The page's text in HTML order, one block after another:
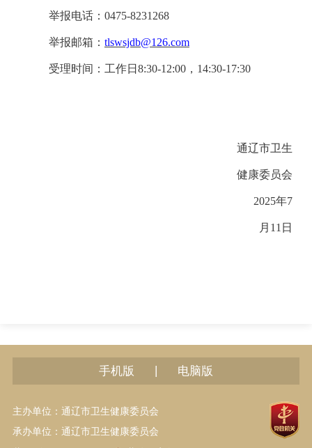
举报电话： 0475-8231268
举报邮箱： tlswsjdb@126.com
受理时间：工作日 8:30-12:00，14:30-17:30
通辽市卫生
健康委员会
2025年7
月11日
手机版 电脑版
主办单位：通辽市卫生健康委员会
承办单位：通辽市卫生健康委员会